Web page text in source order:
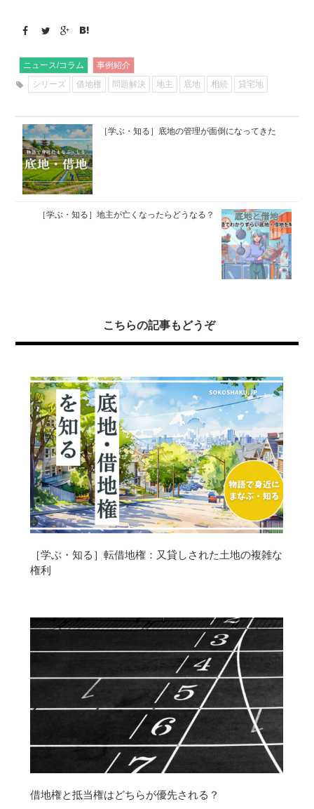
ニュース/コラム
事例紹介
シリーズ
借地権 問題解決 地主 底地 相続 貸宅地
［学ぶ・知る］底地の管理が面倒になってきた
［学ぶ・知る］地主が亡くなったらどうなる？
こちらの記事もどうぞ
［学ぶ・知る］転借地権：又貸しされた土地の複雑な
権利
借地権と抵当権はどちらが優先される？